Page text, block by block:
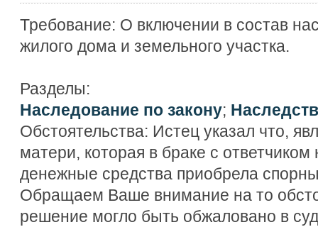
Требование: О включении в состав
жилого дома и земельного участка.
Разделы:
Наследование по закону;
Обстоятельства: Истец указал что,
матери, которая в браке с
денежные средства приобрела
Обращаем Ваше внимание на то
решение могло быть обжаловано в